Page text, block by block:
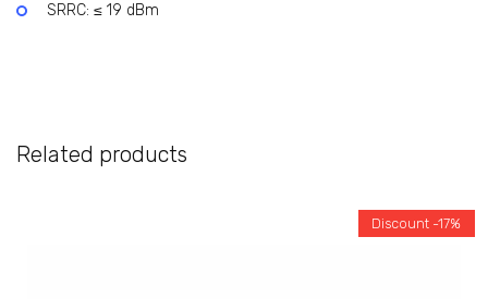
SRRC: ≤ 19 dBm
Related products
Discount -17%